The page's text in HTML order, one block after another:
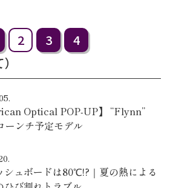
2 3
4
Optical POP-UP】 “Flynn”
ーンチ予定モデル
シュボードは80℃!?｜夏の熱による